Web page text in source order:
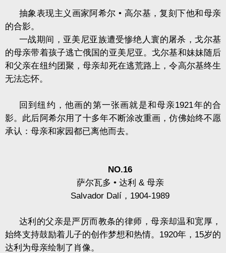
抽象表现主义画家阿希尔 • 高尔基，复刻下他和母亲
的合影。
一战期间，亚美尼亚族遭受惨绝人寰的屠杀，戈尔基
的母亲带着孩子逃亡俄国的亚美尼亚。戈尔基和妹妹随后
和父亲在纽约团聚，母亲却死在逃荒路上，令高尔基终生
无法忘怀。
回到纽约，他画的第一张画就是和母亲1921年的合
影。此后阿希尔用了十多年不断涂改重画，仿佛始终不愿
承认：母亲和家园都已离他而去。
NO.16
萨尔瓦多 • 达利 & 母亲
Salvador Dalí ， 1904-1989
达利的父亲是严厉而教条的律师，母亲却温和宽厚，
始终支持鼓励着儿子的创作梦想和热情。 1920年， 15岁的
达利为母亲绘制了肖像。